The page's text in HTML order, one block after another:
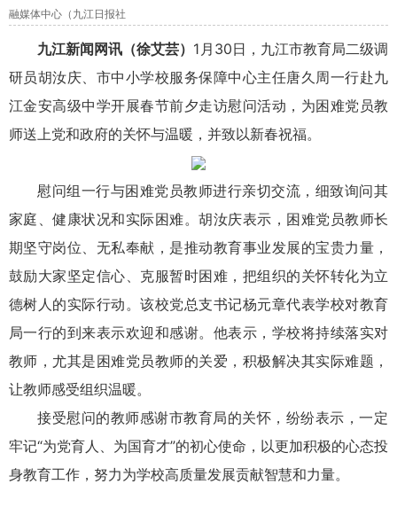
融媒体中心（九江日报社
九江新闻网讯（徐艾芸） 1月30日，九江市教育局二级调
研员胡汝庆、市中小学校服务保障中心主任唐久周一行赴九
江金安高级中学开展春节前夕走访慰问活动，为困难党员教
师送上党和政府的关怀与温暖，并致以新春祝福。
慰问组一行与困难党员教师进行亲切交流，细致询问其
家庭、健康状况和实际困难。胡汝庆表示，困难党员教师长
期坚守岗位、无私奉献，是推动教育事业发展的宝贵力量，
鼓励大家坚定信心、克服暂时困难，把组织的关怀转化为立
德树人的实际行动。该校党总支书记杨元章代表学校对教育
局一行的到来表示欢迎和感谢。他表示，学校将持续落实对
教师，尤其是困难党员教师的关爱，积极解决其实际难题，
让教师感受组织温暖。
接受慰问的教师感谢市教育局的关怀，纷纷表示，一定
牢记“为党育人、为国育才”的初心使命，以更加积极的心态投
身教育工作，努力为学校高质量发展贡献智慧和力量。